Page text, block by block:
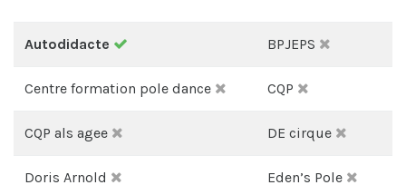
Autodidacte BPJEPS
Centre formation pole dance CQP
CQP als agee DE cirque
Doris Arnold Eden’s Pole